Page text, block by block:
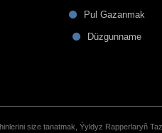
Pul Gazanmak
Düzgunname
size tanatmak, Ýyldyz Rapperlaryñ